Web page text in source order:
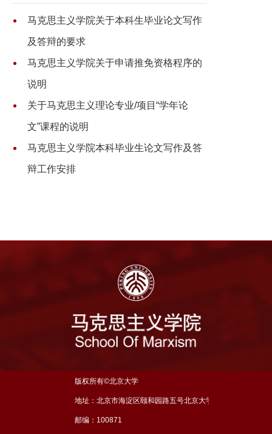
马克思主义学院关于本科生毕业论文写作
及答辩的要求
马克思主义学院关于申请推免资格程序的
说明
关于马克思主义理论专业/项目“学年论
文”课程的说明
马克思主义学院本科毕业生论文写作及答
辩工作安排
版权所有©北京大学
地址：北京市海淀区颐和园路五号北京大学理科五号楼三层
邮编：100871